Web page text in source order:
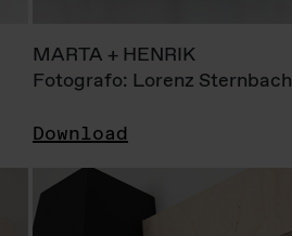
MARTA + HENRIK
Fotografo: Lorenz Sternbach
Download